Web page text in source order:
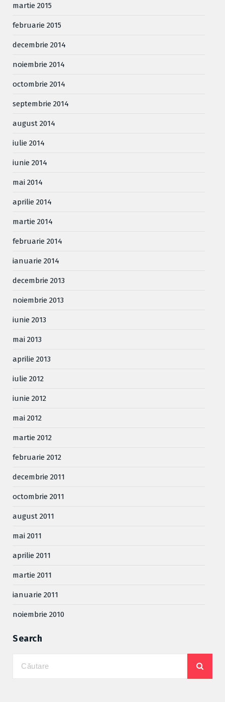
martie 2015
februarie 2015
decembrie 2014
noiembrie 2014
octombrie 2014
septembrie 2014
august 2014
iulie 2014
iunie 2014
mai 2014
aprilie 2014
martie 2014
februarie 2014
ianuarie 2014
decembrie 2013
noiembrie 2013
iunie 2013
mai 2013
aprilie 2013
iulie 2012
iunie 2012
mai 2012
martie 2012
februarie 2012
decembrie 2011
octombrie 2011
august 2011
mai 2011
aprilie 2011
martie 2011
ianuarie 2011
noiembrie 2010
Search